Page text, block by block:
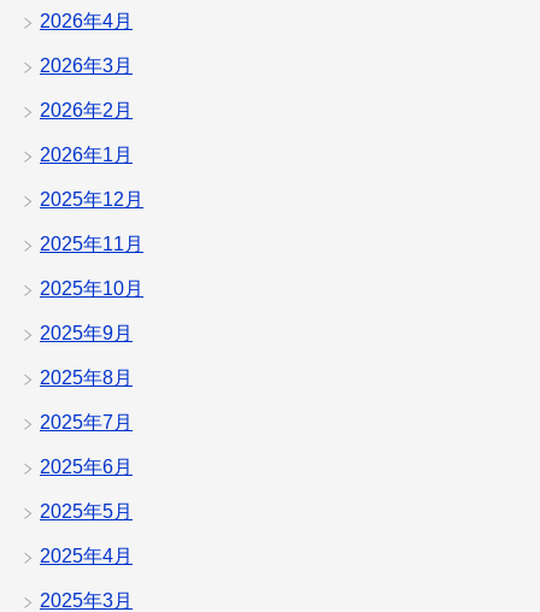
2026年4月
2026年3月
2026年2月
2026年1月
2025年12月
2025年11月
2025年10月
2025年9月
2025年8月
2025年7月
2025年6月
2025年5月
2025年4月
2025年3月